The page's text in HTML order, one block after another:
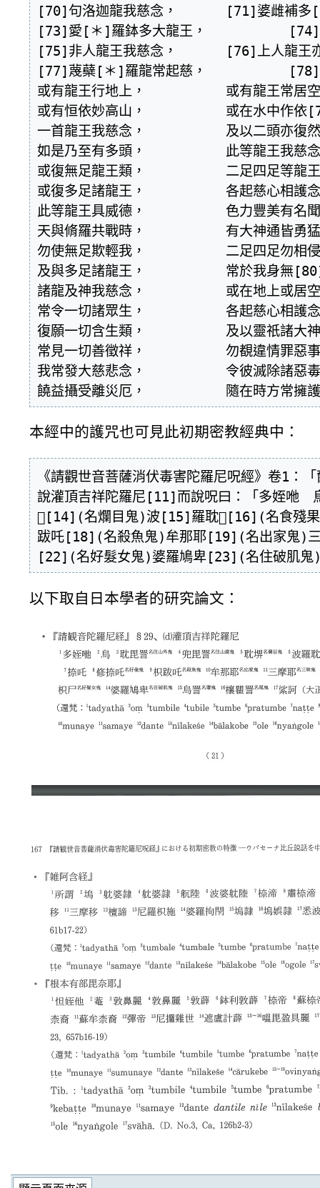
[70]句洛迦龍我慈念，  	[71]婆雌補多[72]蘇難陀，
[73]愛[＊]羅鉢多大龍王，  	[74]濫畝洛迦我慈愍。
[75]非人龍王我慈念，  	[76]上人龍王亦復然，
[77]蔑蘗[＊]羅龍常起慈，  	[78]母呰隣那我慈念，
或有龍王行地上，  	或有龍王常居空，
或有恒依妙高山，  	或在水中作依[79]止，
一首龍王我慈念，  	及以二頭亦復然，
如是乃至有多頭，  	此等龍王我慈念。
或復無足龍王類，  	二足四足等龍王，
或復多足諸龍王，  	各起慈心相護念。
此等龍王具威德，  	色力豐美有名聞，
天與脩羅共戰時，  	有大神通皆勇猛。
勿使無足欺輕我，  	二足四足勿相侵，
及與多足諸龍王，  	常於我身無[80]惱觸。
諸龍及神我慈念，  	或在地上或居空，
常令一切諸眾生，  	各起慈心相護念。
復願一切含生類，  	及以靈祇諸大神，
常見一切善徵祥，  	勿覩違情罪惡事。
我常發大慈悲念，  	令彼滅除諸惡毒，
本經中的護咒也可見此初期密教經典中：
《請觀世音菩薩消伏毒害陀羅尼呪經》卷1：
說灌頂吉祥陀羅尼[11]而說呪曰：「多姪咃
𡌹[14](名爛目鬼)波[15]羅耽𡌹[16](名食殘
跋吒[18](名殺魚鬼)牟那耶[19](名出家鬼)
以下取自日本學者的研究論文：